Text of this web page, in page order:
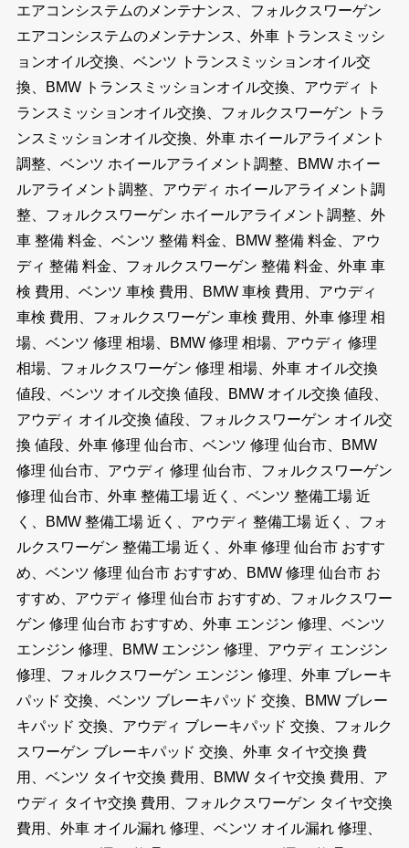
エアコンシステムのメンテナンス、フォルクスワーゲン
エアコンシステムのメンテナンス、外車 トランスミッシ
ョンオイル交換、ベンツ トランスミッションオイル交
換、BMW トランスミッションオイル交換、アウディ ト
ランスミッションオイル交換、フォルクスワーゲン トラ
ンスミッションオイル交換、外車 ホイールアライメント
調整、ベンツ ホイールアライメント調整、BMW ホイー
ルアライメント調整、アウディ ホイールアライメント調
整、フォルクスワーゲン ホイールアライメント調整、外
車 整備 料金、ベンツ 整備 料金、BMW 整備 料金、アウ
ディ 整備 料金、フォルクスワーゲン 整備 料金、外車 車
検 費用、ベンツ 車検 費用、BMW 車検 費用、アウディ
車検 費用、フォルクスワーゲン 車検 費用、外車 修理 相
場、ベンツ 修理 相場、BMW 修理 相場、アウディ 修理
相場、フォルクスワーゲン 修理 相場、外車 オイル交換
値段、ベンツ オイル交換 値段、BMW オイル交換 値段、
アウディ オイル交換 値段、フォルクスワーゲン オイル交
換 値段、外車 修理 仙台市、ベンツ 修理 仙台市、BMW
修理 仙台市、アウディ 修理 仙台市、フォルクスワーゲン
修理 仙台市、外車 整備工場 近く、ベンツ 整備工場 近
く、BMW 整備工場 近く、アウディ 整備工場 近く、フォ
ルクスワーゲン 整備工場 近く、外車 修理 仙台市 おすす
め、ベンツ 修理 仙台市 おすすめ、BMW 修理 仙台市 お
すすめ、アウディ 修理 仙台市 おすすめ、フォルクスワー
ゲン 修理 仙台市 おすすめ、外車 エンジン 修理、ベンツ
エンジン 修理、BMW エンジン 修理、アウディ エンジン
修理、フォルクスワーゲン エンジン 修理、外車 ブレーキ
パッド 交換、ベンツ ブレーキパッド 交換、BMW ブレー
キパッド 交換、アウディ ブレーキパッド 交換、フォルク
スワーゲン ブレーキパッド 交換、外車 タイヤ交換 費
用、ベンツ タイヤ交換 費用、BMW タイヤ交換 費用、ア
ウディ タイヤ交換 費用、フォルクスワーゲン タイヤ交換
費用、外車 オイル漏れ 修理、ベンツ オイル漏れ 修理、